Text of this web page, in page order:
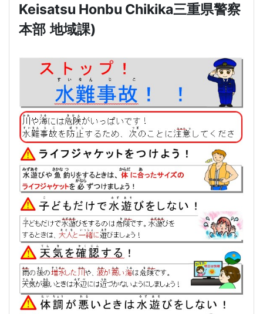
Keisatsu Honbu Chikika三重県警察
本部 地域課)